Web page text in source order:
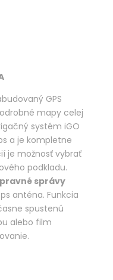
GPS
mapy celej
systém iGO
a je kompletne
je možnosť vybrať
podkladu.
správy
anténa. Funkcia
spustenú
alebo film